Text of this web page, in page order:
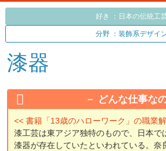
好き ：日本の伝統工
分野 ：装飾系デザイ
漆器
どんな仕事な
<< 書籍「13歳のハローワーク」の職業
漆工芸は東アジア独特のもので、日本で
漆器が存在していたといわれている。奈